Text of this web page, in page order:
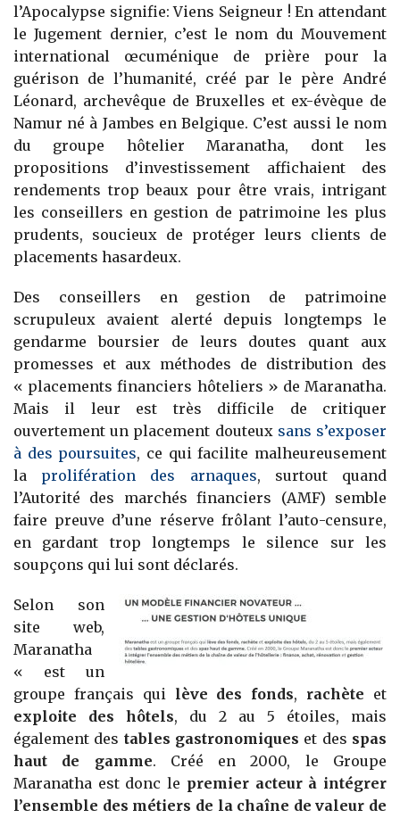
l’Apocalypse signifie: Viens Seigneur ! En attendant
le Jugement dernier, c’est le nom du Mouvement
international œcuménique de prière pour la
guérison de l’humanité, créé par le père André
Léonard, archevêque de Bruxelles et ex-évèque de
Namur né à Jambes en Belgique. C’est aussi le nom
du groupe hôtelier Maranatha, dont les
propositions d’investissement affichaient des
rendements trop beaux pour être vrais, intrigant
les conseillers en gestion de patrimoine les plus
prudents, soucieux de protéger leurs clients de
placements hasardeux.
Des conseillers en gestion de patrimoine
scrupuleux avaient alerté depuis longtemps le
gendarme boursier de leurs doutes quant aux
promesses et aux méthodes de distribution des
« placements financiers hôteliers » de Maranatha.
Mais il leur est très difficile de critiquer
ouvertement un placement douteux sans s’exposer
à des poursuites, ce qui facilite malheureusement
la prolifération des arnaques, surtout quand
l’Autorité des marchés financiers (AMF) semble
faire preuve d’une réserve frôlant l’auto-censure,
en gardant trop longtemps le silence sur les
soupçons qui lui sont déclarés.
Selon son
site web,
Maranatha
« est un
groupe français qui lève des fonds, rachète et
exploite des hôtels, du 2 au 5 étoiles, mais
également des tables gastronomiques et des spas
haut de gamme. Créé en 2000, le Groupe
Maranatha est donc le premier acteur à intégrer
l’ensemble des métiers de la chaîne de valeur de